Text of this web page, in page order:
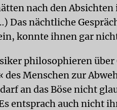
nach den
Das nächtliche
konnte ihnen gar
philosophieren über
Menschen zur
an das Böse nicht
entsprach auch nicht